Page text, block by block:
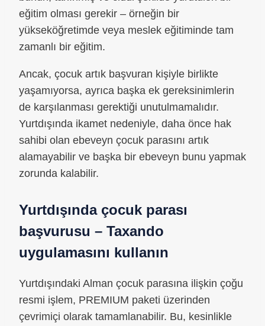
eğitim olması gerekir – örneğin bir
yükseköğretimde veya meslek eğitiminde tam
zamanlı bir eğitim.
Ancak, çocuk artık başvuran kişiyle birlikte
yaşamıyorsa, ayrıca başka ek gereksinimlerin
de karşılanması gerektiği unutulmamalıdır.
Yurtdışında ikamet nedeniyle, daha önce hak
sahibi olan ebeveyn çocuk parasını artık
alamayabilir ve başka bir ebeveyn bunu yapmak
zorunda kalabilir.
Yurtdışında çocuk parası
başvurusu – Taxando
uygulamasını kullanın
Yurtdışındaki Alman çocuk parasına ilişkin çoğu
resmi işlem, PREMIUM paketi üzerinden
çevrimiçi olarak tamamlanabilir. Bu, kesinlikle